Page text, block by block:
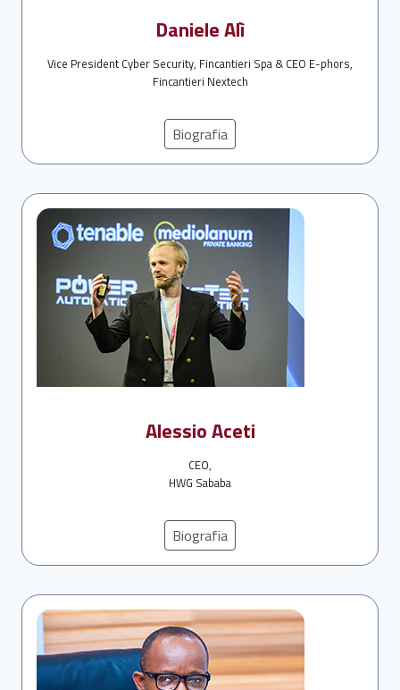
Daniele Alì
Vice President Cyber Security, Fincantieri Spa & CEO E-phors,
Fincantieri Nextech
Biografia
Alessio Aceti
CEO,
HWG Sababa
Biografia